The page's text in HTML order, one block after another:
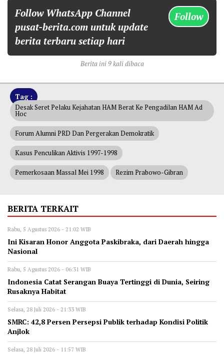
Follow WhatsApp Channel
pusat-berita.com untuk update
berita terbaru setiap hari
Follow
Berita ini 9 kali dibaca
Tag :
Desak Seret Pelaku Kejahatan HAM Berat Ke Pengadilan HAM Ad
Hoc
Forum Alumni PRD Dan Pergerakan Demokratik
Kasus Penculikan Aktivis 1997-1998
Pemerkosaan Massal Mei 1998 Rezim Prabowo-Gibran
BERITA TERKAIT
Rabu, 5 Agustus 2026 - 21:02 WIB
Ini Kisaran Honor Anggota Paskibraka, dari Daerah hingga
Nasional
Rabu, 5 Agustus 2026 - 06:31 WIB
Indonesia Catat Serangan Buaya Tertinggi di Dunia, Seiring
Rusaknya Habitat
Selasa, 28 Juli 2026 - 21:33 WIB
‎SMRC: 42,8 Persen Persepsi Publik terhadap Kondisi Politik
Anjlok
Selasa, 28 Juli 2026 - 11:57 WIB